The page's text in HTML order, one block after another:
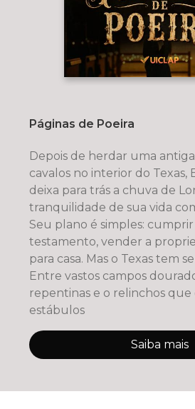
Páginas de Poeira
Depois de herdar uma
cavalos no interior do Texas,
deixa para trás a chuva de
tranquilidade de sua vida
Seu plano é simples: cumprir
testamento, vender a
para casa. Mas o Texas tem seu próprio ritmo.
Entre vastos campos
repentinas e o relinchos que
estábulos
Saiba mais